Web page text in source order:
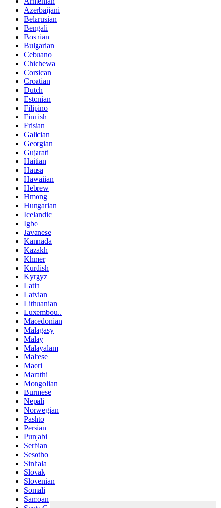
Azerbaijani
Belarusian
Bengali
Bosnian
Bulgarian
Cebuano
Chichewa
Corsican
Croatian
Dutch
Estonian
Filipino
Finnish
Frisian
Galician
Georgian
Gujarati
Haitian
Hausa
Hawaiian
Hebrew
Hmong
Hungarian
Icelandic
Igbo
Javanese
Kannada
Kazakh
Khmer
Kurdish
Kyrgyz
Latin
Latvian
Lithuanian
Luxembou..
Macedonian
Malagasy
Malay
Malayalam
Maltese
Maori
Marathi
Mongolian
Burmese
Nepali
Norwegian
Pashto
Persian
Punjabi
Serbian
Sesotho
Sinhala
Slovak
Slovenian
Somali
Samoan